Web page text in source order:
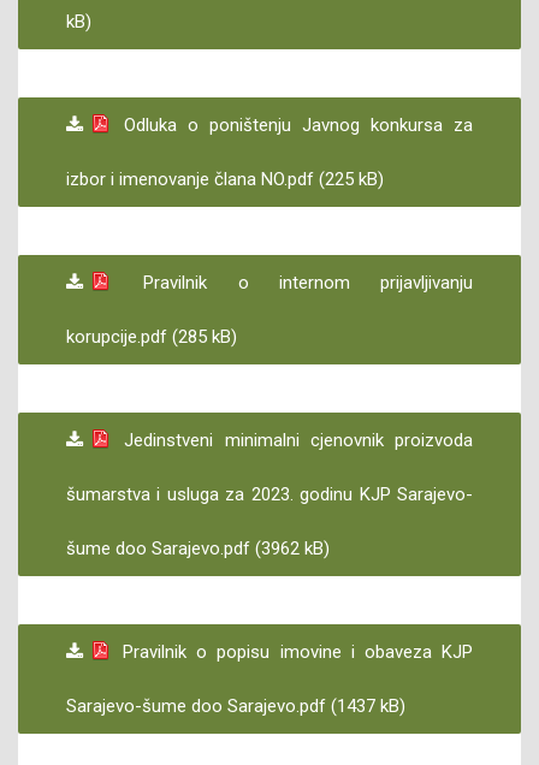
kB)
Odluka o poništenju Javnog konkursa za
izbor i imenovanje člana NO.pdf (225 kB)
Pravilnik o internom prijavljivanju
korupcije.pdf (285 kB)
Jedinstveni minimalni cjenovnik proizvoda
šumarstva i usluga za 2023. godinu KJP Sarajevo-
šume doo Sarajevo.pdf (3962 kB)
Pravilnik o popisu imovine i obaveza KJP
Sarajevo-šume doo Sarajevo.pdf (1437 kB)